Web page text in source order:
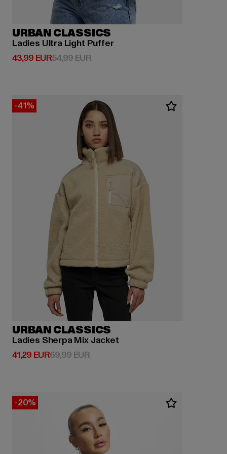
URBAN CLASSICS
Ladies Ultra Light Puffer
43,99 EUR
Derzeitiger Preis: 43,99 EUR
54,99 EURAktionspreis: 54,99 EUR
-41%
URBAN CLASSICS
Ladies Sherpa Mix Jacket
41,29 EUR
Derzeitiger Preis: 41,29 EUR
69,99 EURAktionspreis: 69,99 EUR
-20%